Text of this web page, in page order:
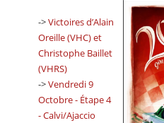
->Victoires d’Alain
Oreille (VHC) et
Christophe Baillet
(VHRS)
->Vendredi 9
Octobre - Étape 4️
- Calvi/Ajaccio‬